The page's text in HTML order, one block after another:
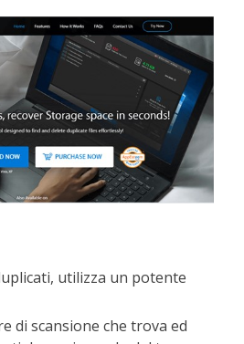
utilizza un potente
di scansione che trova ed